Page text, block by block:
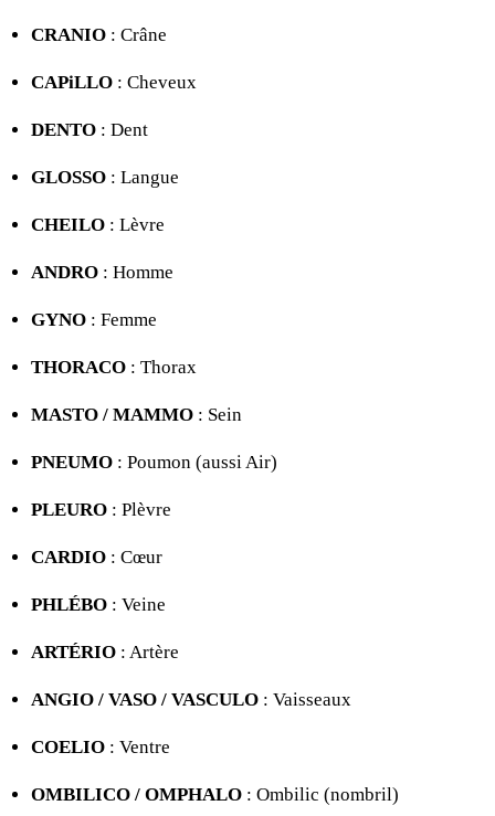
CRANIO : Crâne
CAPiLLO : Cheveux
DENTO : Dent
GLOSSO : Langue
CHEILO : Lèvre
ANDRO : Homme
GYNO : Femme
THORACO : Thorax
MASTO / MAMMO : Sein
PNEUMO : Poumon (aussi Air)
PLEURO : Plèvre
CARDIO : Cœur
PHLÉBO : Veine
ARTÉRIO : Artère
ANGIO / VASO / VASCULO : Vaisseaux
COELIO : Ventre
OMBILICO / OMPHALO : Ombilic (nombril)